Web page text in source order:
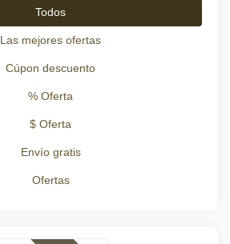
Todos
Las mejores ofertas
Cúpon descuento
% Oferta
$ Oferta
Envío gratis
Ofertas